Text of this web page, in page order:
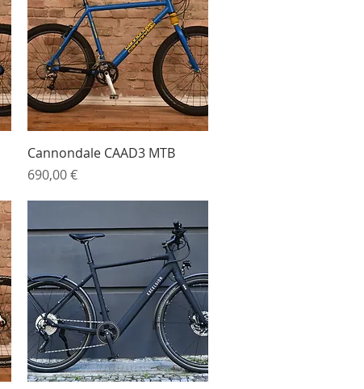
Schnellansicht
Cannondale CAAD3 MTB
Preis
690,00 €